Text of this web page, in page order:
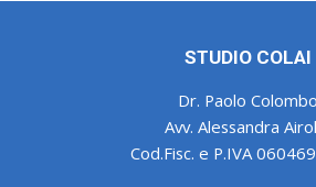
STUDIO COLAI
Dr. Paolo Colombo
Avv. Alessandra
Cod.Fisc. e P.IVA